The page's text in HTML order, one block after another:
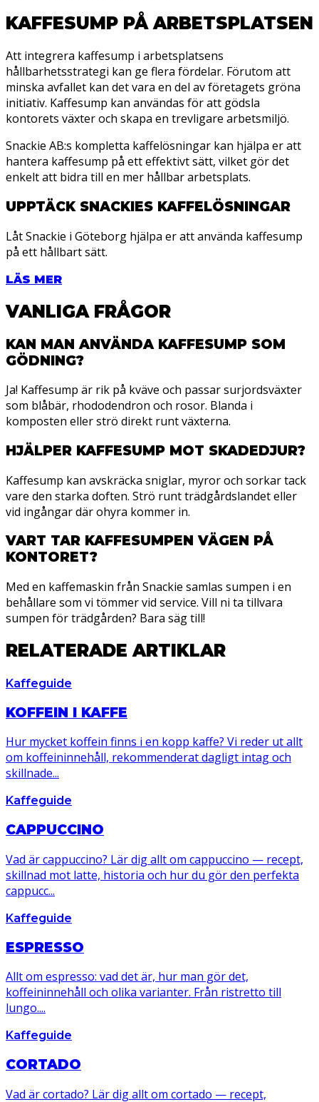
KAFFESUMP PÅ ARBETSPLATSEN
Att integrera kaffesump i arbetsplatsens
hållbarhetsstrategi kan ge flera fördelar. Förutom att
minska avfallet kan det vara en del av företagets gröna
initiativ. Kaffesump kan användas för att gödsla
kontorets växter och skapa en trevligare arbetsmiljö.
Snackie AB:s kompletta kaffelösningar kan hjälpa er att
hantera kaffesump på ett effektivt sätt, vilket gör det
enkelt att bidra till en mer hållbar arbetsplats.
UPPTÄCK SNACKIES KAFFELÖSNINGAR
Låt Snackie i Göteborg hjälpa er att använda kaffesump
på ett hållbart sätt.
LÄS MER
VANLIGA FRÅGOR
KAN MAN ANVÄNDA KAFFESUMP SOM
GÖDNING?
Ja! Kaffesump är rik på kväve och passar surjordsväxter
som blåbär, rhododendron och rosor. Blanda i
komposten eller strö direkt runt växterna.
HJÄLPER KAFFESUMP MOT SKADEDJUR?
Kaffesump kan avskräcka sniglar, myror och sorkar tack
vare den starka doften. Strö runt trädgårdslandet eller
vid ingångar där ohyra kommer in.
VART TAR KAFFESUMPEN VÄGEN PÅ
KONTORET?
Med en kaffemaskin från Snackie samlas sumpen i en
behållare som vi tömmer vid service. Vill ni ta tillvara
sumpen för trädgården? Bara säg till!
RELATERADE ARTIKLAR
Kaffeguide
KOFFEIN I KAFFE
Hur mycket koffein finns i en kopp kaffe? Vi reder ut allt
om koffeininnehåll, rekommenderat dagligt intag och
skillnade...
Kaffeguide
CAPPUCCINO
Vad är cappuccino? Lär dig allt om cappuccino — recept,
skillnad mot latte, historia och hur du gör den perfekta
cappucc...
Kaffeguide
ESPRESSO
Allt om espresso: vad det är, hur man gör det,
koffeininnehåll och olika varianter. Från ristretto till
lungo....
Kaffeguide
CORTADO
Vad är cortado? Lär dig allt om cortado — recept,